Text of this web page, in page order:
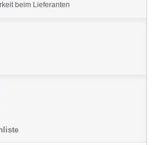
beim Lieferanten